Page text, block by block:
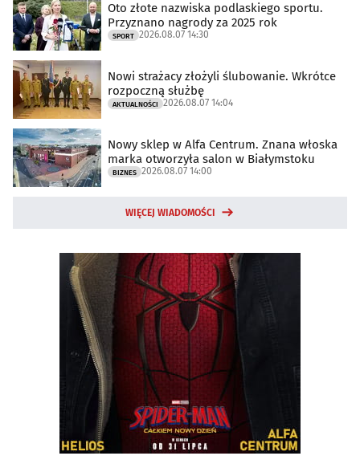
Oto złote nazwiska podlaskiego sportu.
Przyznano nagrody za 2025 rok
SPORT 2026.08.07 14:30
Nowi strażacy złożyli ślubowanie. Wkrótce
rozpoczną służbę
AKTUALNOŚCI 2026.08.07 14:04
Nowy sklep w Alfa Centrum. Znana włoska
marka otworzyła salon w Białymstoku
BIZNES 2026.08.07 14:00
WIĘCEJ WIADOMOŚCI